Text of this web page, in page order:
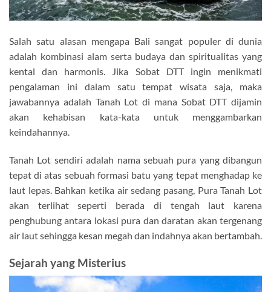
Salah satu alasan mengapa Bali sangat populer di dunia
adalah kombinasi alam serta budaya dan spiritualitas yang
kental dan harmonis. Jika Sobat DTT ingin menikmati
pengalaman ini dalam satu tempat wisata saja, maka
jawabannya adalah Tanah Lot di mana Sobat DTT dijamin
akan kehabisan kata-kata untuk menggambarkan
keindahannya.
Tanah Lot sendiri adalah nama sebuah pura yang dibangun
tepat di atas sebuah formasi batu yang tepat menghadap ke
laut lepas. Bahkan ketika air sedang pasang, Pura Tanah Lot
akan terlihat seperti berada di tengah laut karena
penghubung antara lokasi pura dan daratan akan tergenang
air laut sehingga kesan megah dan indahnya akan bertambah.
Sejarah yang Misterius